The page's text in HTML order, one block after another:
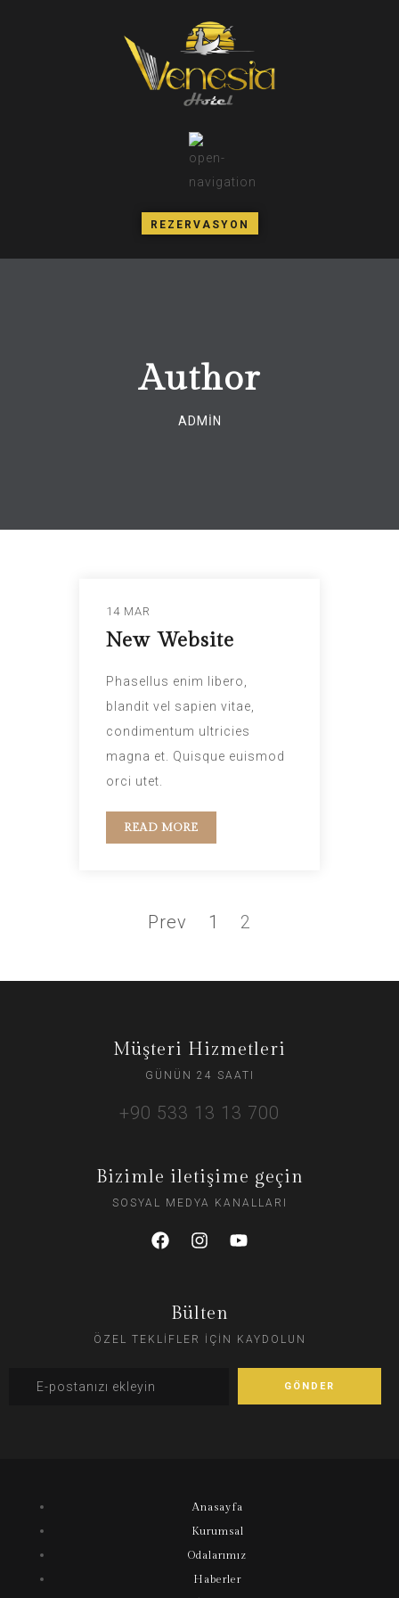
REZERVASYON
Author
ADMIN
14 MAR
New Website
Phasellus enim libero,
blandit vel sapien vitae,
condimentum ultricies
magna et. Quisque euismod
orci utet.
READ MORE
Prev 1 2
Müşteri Hizmetleri
GÜNÜN 24 SAATI
+90 533 13 13 700
Bizimle iletişime geçin
SOSYAL MEDYA KANALLARI
Bülten
ÖZEL TEKLİFLER İÇİN KAYDOLUN
Anasayfa
Kurumsal
Odalarımız
Haberler